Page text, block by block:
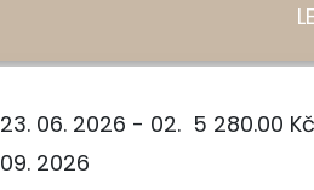
23. 06. 2026 - 02.
09. 2026
5 280.00 Kč